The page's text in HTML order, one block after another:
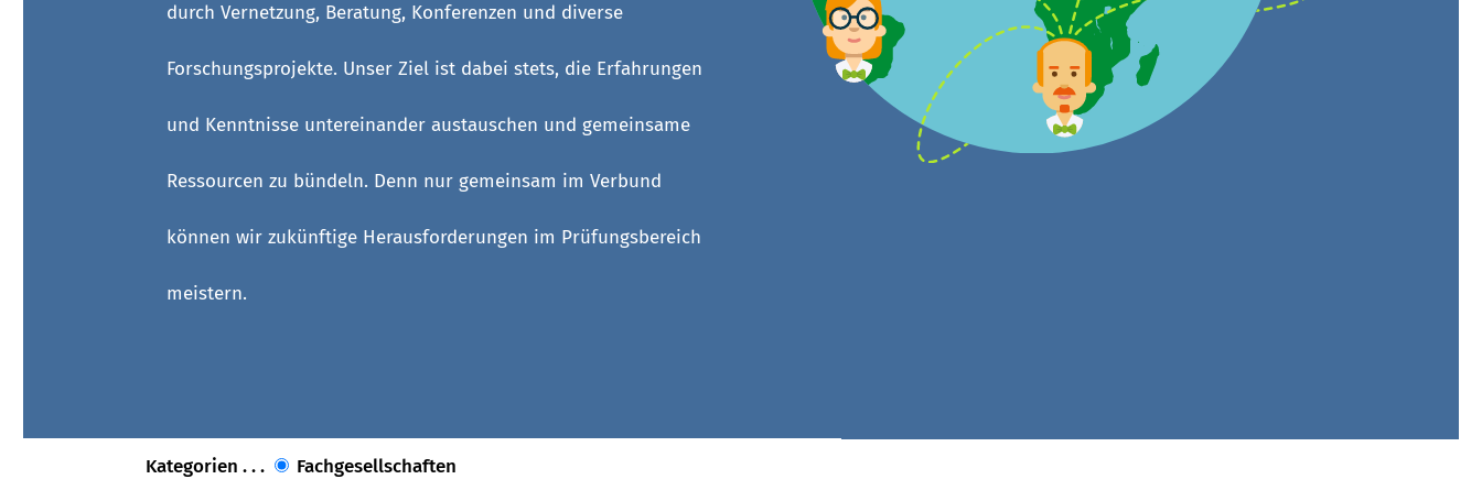
durch Vernetzung, Beratung, Konferenzen und diverse
Forschungsprojekte. Unser Ziel ist dabei stets, die Erfahrungen
und Kenntnisse untereinander austauschen und gemeinsame
Ressourcen zu bündeln. Denn nur gemeinsam im Verbund
können wir zukünftige Herausforderungen im Prüfungsbereich
meistern.
Kategorien . . . Fachgesellschaften